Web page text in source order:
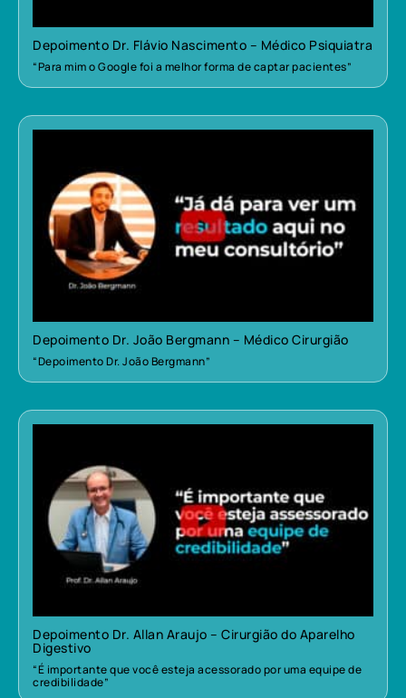
Depoimento Dr. Flávio Nascimento – Médico Psiquiatra
“Para mim o Google foi a melhor forma de captar pacientes”
Depoimento Dr. João Bergmann – Médico Cirurgião
“Depoimento Dr. João Bergmann”
Depoimento Dr. Allan Araujo – Cirurgião do Aparelho
Digestivo
“É importante que você esteja acessorado por uma equipe de
credibilidade”